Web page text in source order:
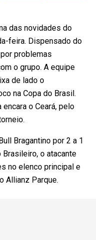
das novidades do
feira. Dispensado do
problemas
o grupo. A equipe
de lado o
na Copa do Brasil.
o Ceará, pelo
Bragantino por 2 a 1
o atacante
no elenco principal e
Allianz Parque.